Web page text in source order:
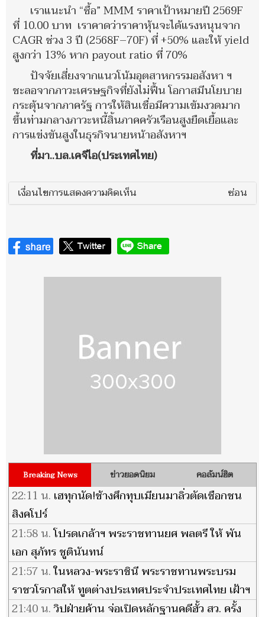
เราแนะนำ “ซื้อ” MMM ราคาเป้าหมายปี 2569F
ที่ 10.00 บาท เราคาดว่าราคาหุ้นจะได้แรงหนุนจาก
CAGR ช่วง 3 ปี (2568F–70F) ที่ +50% และให้ yield
สูงกว่า 13% หาก payout ratio ที่ 70%
ปัจจัยเสี่ยงจากแนวโน้มอุตสาหกรรมอสังหา ฯ
ชะลอจากภาวะเศรษฐกิจที่ยังไม่ฟื้น โอกาสมีนโยบาย
กระตุ้นจากภาครัฐ การให้สินเชื่อมีความเข้มงวดมาก
ขึ้นท่ามกลางภาวะหนี้สิ้นภาคครัวเรือนสูงยืดเยื้อและ
การแข่งขันสูงในธุรกิจนายหน้าอสังหาฯ
ที่มา..บล.เคจีไอ(ประเทศไทย)
เงื่อนไขการแสดงความคิดเห็น ซ่อน
Breaking News ข่าวยอดนิยม คอลัมน์ฮิต
22:11 น. เฮทุกนัด!ช้างศึกทุบเมียนมาลิ่วตัดเชือกชน
สิงคโปร์
21:58 น.โปรดเกล้าฯ พระราชทานยศ พลตรี ให้ พัน
เอก สุภัทร ชูตินันทน์
21:57 น.ในหลวง-พระราชินี พระราชทานพระบรม
ราชวโรกาสให้ ทูตต่างประเทศประจำประเทศไทย เฝ้าฯ
21:40 น.วิปฝ่ายค้าน จ่อเปิดหลักฐานคดีฮั้ว สว. ครั้ง